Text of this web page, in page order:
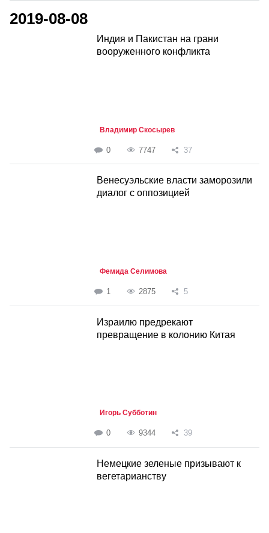
2019-08-08
Индия и Пакистан на грани
вооруженного конфликта
Владимир Скосырев
0 7747 37
Венесуэльские власти заморозили
диалог с оппозицией
Фемида Селимова
1 2875 5
Израилю предрекают
превращение в колонию Китая
Игорь Субботин
0 9344 39
Немецкие зеленые призывают к
вегетарианству